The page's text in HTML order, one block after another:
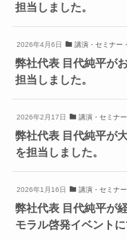
担当しました。
2026年4月6日 講演・セミナー
弊社代表 目代純平が
担当しました。
2026年2月17日 講演・セミナ
弊社代表 目代純平が
を担当しました。
2026年1月16日 講演・セミナ
弊社代表 目代純平が
モラル啓発イベント